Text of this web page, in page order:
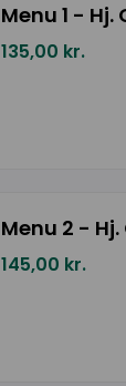
Menu 1 -
135,00 kr.
Menu 2 -
145,00 kr.